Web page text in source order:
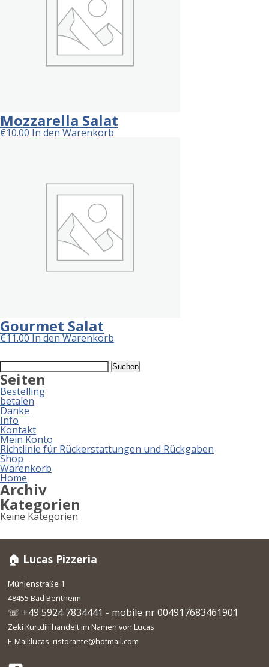
Mozzarella Salat
€10.00In den Warenkorb
Gourmet Salat
€11.00In den Warenkorb
Suchen
nach:
Seiten
Bestelling
betalen
Danke
Info
Kontakt
Mein Konto
Richtlinie für Rückerstattungen und Rückgaben
Shop
Warenkorb
Home
Archiv
Kategorien
Keine Kategorien
🏠 Lucas Pizzeria
Mühlenstraße 1
48455 Bad Bentheim
☏ +49 5924 7834441 - mobile nr 004917683461901
Zeki Kurtdili handelt im Namen von Lucas
E-Mail:lucas_ristorante@hotmail.com